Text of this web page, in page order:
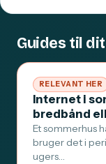
Guides til
RELEVANT HER
Internet i
bredbånd
Et sommerhus
bruger det i
ugers…